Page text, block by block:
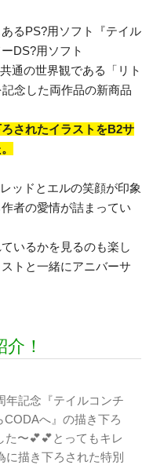
るPS?用ソフト『テイル
DS?用ソフト
通の世界観である「リト
念した両作品の新商品
されたイラストをB2サ
ッドとエルの笑顔が印象
者の愛情が詰まってい
いるかを見るのも楽し
トと一緒にアニバーサ
！
年記念『テイルコンチ
CODAへ』の描き下ろ
た〜💕💕とってもキレ
に描き下ろされた特別